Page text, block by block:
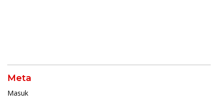
Meta
Masuk